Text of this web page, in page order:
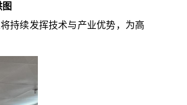
持续发挥技术与产业优势，为高